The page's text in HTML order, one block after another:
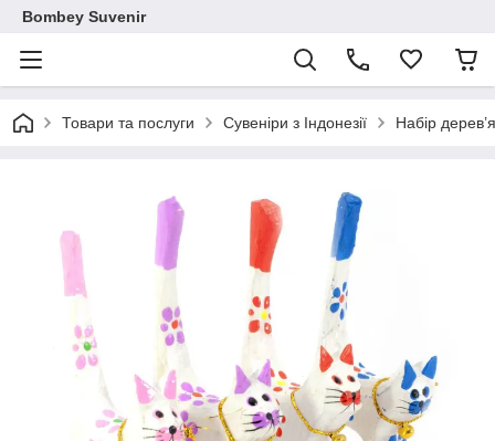
Bombey Suvenir
Товари та послуги Сувеніри з Індонезії Набір